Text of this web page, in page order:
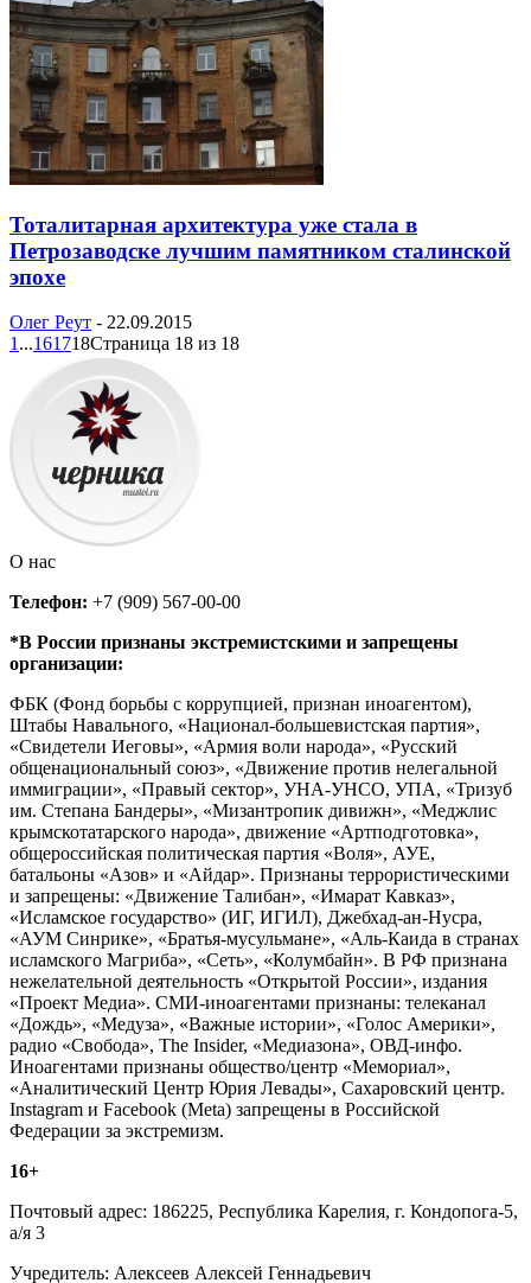
Тоталитарная архитектура уже стала в
Петрозаводске лучшим памятником сталинской
эпохе
Олег Реут - 22.09.2015
1 ...161718Страница 18 из 18
О нас
Телефон: +7 (909) 567-00-00
*В России признаны экстремистскими и запрещены
организации:
ФБК (Фонд борьбы с коррупцией, признан иноагентом),
Штабы Навального, «Национал-большевистская партия»,
«Свидетели Иеговы», «Армия воли народа», «Русский
общенациональный союз», «Движение против нелегальной
иммиграции», «Правый сектор», УНА-УНСО, УПА, «Тризуб
им. Степана Бандеры», «Мизантропик дивижн», «Меджлис
крымскотатарского народа», движение «Артподготовка»,
общероссийская политическая партия «Воля», АУЕ,
батальоны «Азов» и «Айдар». Признаны террористическими
и запрещены: «Движение Талибан», «Имарат Кавказ»,
«Исламское государство» (ИГ, ИГИЛ), Джебхад-ан-Нусра,
«АУМ Синрике», «Братья-мусульмане», «Аль-Каида в странах
исламского Магриба», «Сеть», «Колумбайн». В РФ признана
нежелательной деятельность «Открытой России», издания
«Проект Медиа». СМИ-иноагентами признаны: телеканал
«Дождь», «Медуза», «Важные истории», «Голос Америки»,
радио «Свобода», The Insider, «Медиазона», ОВД-инфо.
Иноагентами признаны общество/центр «Мемориал»,
«Аналитический Центр Юрия Левады», Сахаровский центр.
Instagram и Facebook (Metа) запрещены в Российской
Федерации за экстремизм.
16+
Почтовый адрес: 186225, Республика Карелия, г. Кондопога-5,
а/я 3
Учредитель: Алексеев Алексей Геннадьевич